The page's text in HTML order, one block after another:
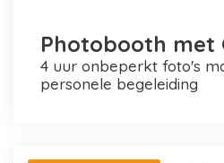
Photobooth met
4 uur onbeperkt foto's maken en printen +
personele begeleiding